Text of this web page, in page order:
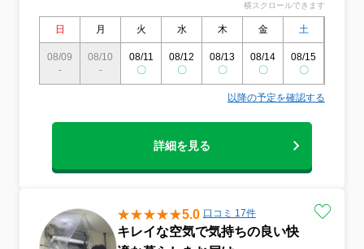
横スクロールできます
日 月 火 水 木 金 土
08/09
-
08/10
-
08/11
〇
08/12
〇
08/13
〇
08/14
〇
08/15
〇
以降の予定を確認する
詳細を見る
5.0 口コミ 17件
キレイな空気で気持ちの良い快